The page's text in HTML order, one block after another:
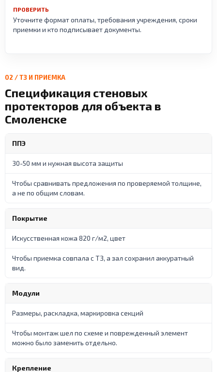
ПРОВЕРИТЬ
Уточните формат оплаты, требования учреждения, сроки
приемки и кто подписывает документы.
02 / ТЗ И ПРИЕМКА
Спецификация стеновых
протекторов для объекта в
Смоленске
ППЭ
30-50 мм и нужная высота защиты
Чтобы сравнивать предложения по проверяемой толщине,
а не по общим словам.
Покрытие
Искусственная кожа 820 г/м2, цвет
Чтобы приемка совпала с ТЗ, а зал сохранил аккуратный
вид.
Модули
Размеры, раскладка, маркировка секций
Чтобы монтаж шел по схеме и поврежденный элемент
можно было заменить отдельно.
Крепление